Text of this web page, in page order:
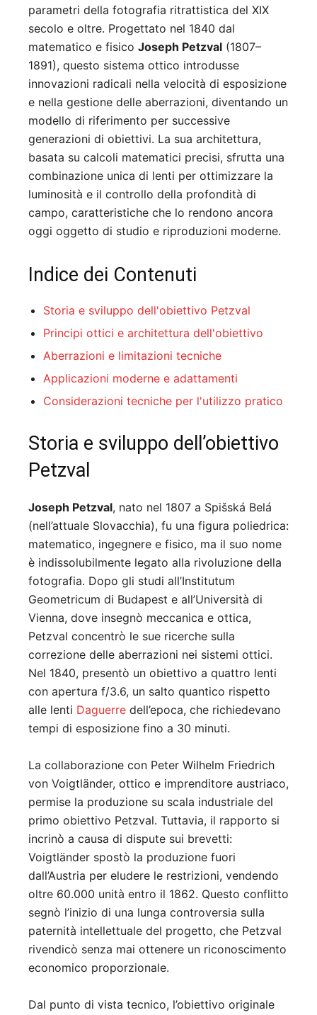
parametri della fotografia ritrattistica del XIX
secolo e oltre. Progettato nel 1840 dal
matematico e fisico Joseph Petzval (1807–
1891), questo sistema ottico introdusse
innovazioni radicali nella velocità di esposizione
e nella gestione delle aberrazioni, diventando un
modello di riferimento per successive
generazioni di obiettivi. La sua architettura,
basata su calcoli matematici precisi, sfrutta una
combinazione unica di lenti per ottimizzare la
luminosità e il controllo della profondità di
campo, caratteristiche che lo rendono ancora
oggi oggetto di studio e riproduzioni moderne.
Indice dei Contenuti
Storia e sviluppo dell'obiettivo Petzval
Principi ottici e architettura dell'obiettivo
Aberrazioni e limitazioni tecniche
Applicazioni moderne e adattamenti
Considerazioni tecniche per l'utilizzo pratico
Storia e sviluppo dell’obiettivo
Petzval
Joseph Petzval, nato nel 1807 a Spišská Belá
(nell’attuale Slovacchia), fu una figura poliedrica:
matematico, ingegnere e fisico, ma il suo nome
è indissolubilmente legato alla rivoluzione della
fotografia. Dopo gli studi all’Institutum
Geometricum di Budapest e all’Università di
Vienna, dove insegnò meccanica e ottica,
Petzval concentrò le sue ricerche sulla
correzione delle aberrazioni nei sistemi ottici.
Nel 1840, presentò un obiettivo a quattro lenti
con apertura f/3.6, un salto quantico rispetto
alle lenti Daguerre dell’epoca, che richiedevano
tempi di esposizione fino a 30 minuti.
La collaborazione con Peter Wilhelm Friedrich
von Voigtländer, ottico e imprenditore austriaco,
permise la produzione su scala industriale del
primo obiettivo Petzval. Tuttavia, il rapporto si
incrinò a causa di dispute sui brevetti:
Voigtländer spostò la produzione fuori
dall’Austria per eludere le restrizioni, vendendo
oltre 60.000 unità entro il 1862. Questo conflitto
segnò l’inizio di una lunga controversia sulla
paternità intellettuale del progetto, che Petzval
rivendicò senza mai ottenere un riconoscimento
economico proporzionale.
Dal punto di vista tecnico, l’obiettivo originale